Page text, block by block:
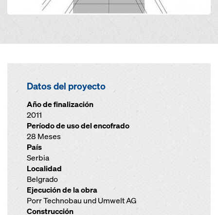
Datos del proyecto
Año de finalización
2011
Período de uso del encofrado
28 Meses
País
Serbia
Localidad
Belgrado
Ejecución de la obra
Porr Technobau und Umwelt AG
Construcción